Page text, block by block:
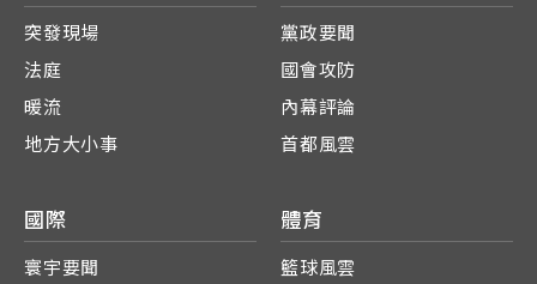
突發現場
法庭
暖流
地方大小事
黨政要聞
國會攻防
內幕評論
首都風雲
國際
寰宇要聞
體育
籃球風雲